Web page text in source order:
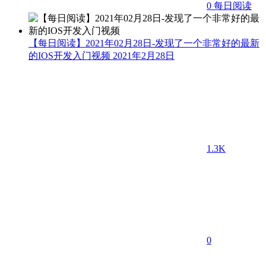
0 每日阅读
【每日阅读】2021年02月28日-发现了一个非常好的最新
的IOS开发入门视频 2021年2月28日
1.3K
0